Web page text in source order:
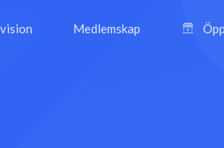
Medlemskap